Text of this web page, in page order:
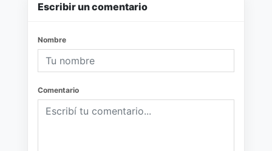
Escribir un comentario
Nombre
Comentario